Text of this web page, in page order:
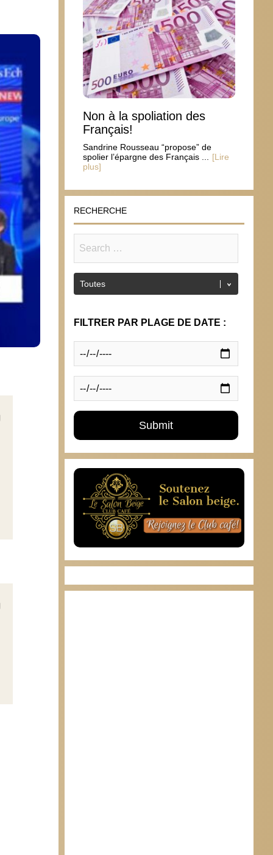
Non à la spoliation des
Français!
Sandrine Rousseau “propose” de
spolier l’épargne des Français ...
[Lire
plus]
RECHERCHE
FILTRER PAR PLAGE DE DATE :